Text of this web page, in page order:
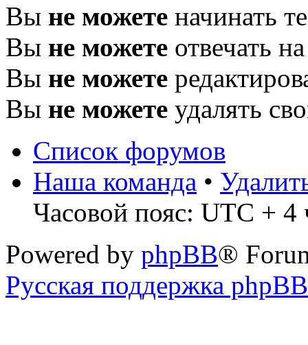
Вы не можете начинать
Вы не можете отвечать
Вы не можете
Вы не можете удалять
Список форумов
Наша команда •
Часовой пояс: UTC + 4
Powered by phpBB®
Русская поддержка phpBB